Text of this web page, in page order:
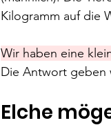
Kilogramm auf die
Wir haben eine
Die Antwort geben
Elche